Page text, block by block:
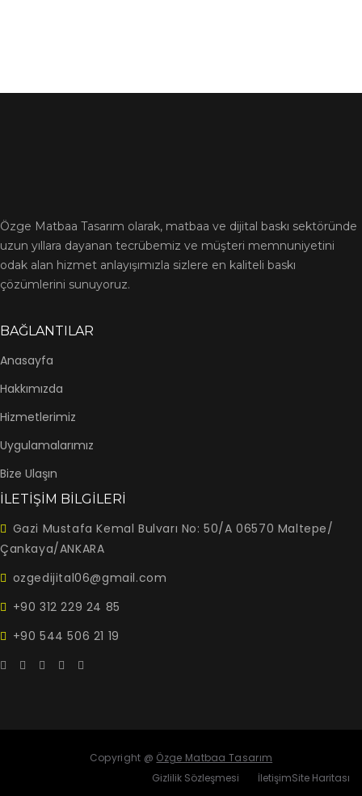
Özge Matbaa Tasarım olarak, matbaa ve dijital baskı sektöründe
uzun yıllara dayanan tecrübemiz ve müşteri memnuniyetini
odak alan hizmet anlayışımızla sizlere en kaliteli baskı
çözümlerini sunuyoruz.
BAĞLANTILAR
Anasayfa
Hakkımızda
Hizmetlerimiz
Uygulamalarımız
Bize Ulaşın
İLETİŞİM BİLGİLERİ
Gazi Mustafa Kemal Bulvarı No: 50/A 06570 Maltepe/
Çankaya/ANKARA
ozgedijital06@gmail.com
+90 312 229 24 85
+90 544 506 21 19
Copyright @ Özge Matbaa Tasarım
Site Haritası
İletişim
Gizlilik Sözleşmesi